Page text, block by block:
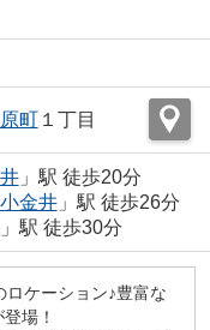
町１丁目
」駅 徒歩20分
金井」駅 徒歩26分
」駅 徒歩30分
ケーション♪豊富な
場！